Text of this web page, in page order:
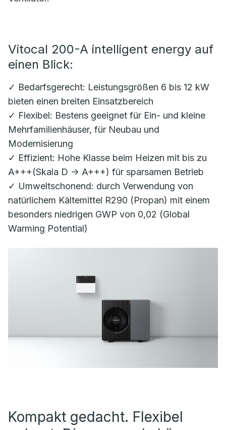
Vitocal 200-A intelligent energy auf
einen Blick:
✓ Bedarfsgerecht: Leistungsgrößen 6 bis 12 kW
bieten einen breiten Einsatzbereich
✓ Flexibel: Bestens geeignet für Ein- und kleine
Mehrfamilienhäuser, für Neubau und
Modernisierung
✓ Effizient: Hohe Klasse beim Heizen mit bis zu
A+++(Skala D -> A+++) für sparsamen Betrieb
✓ Umweltschonend: durch Verwendung von
natürlichem Kältemittel R290 (Propan) mit einem
besonders niedrigen GWP von 0,02 (Global
Warming Potential)
Kompakt gedacht. Flexibel